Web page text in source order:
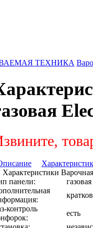
ТЕХНИКА
Характеристики
панели:
контроль
есть